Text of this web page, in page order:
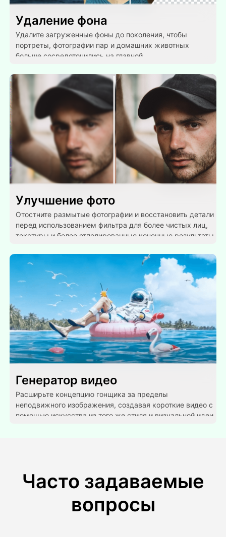
Удаление фона
Удалите загруженные фоны до поколения, чтобы
портреты, фотографии пар и домашних животных
больше сосредоточились на главной.
Улучшение фото
Отостните размытые фотографии и восстановить детали
перед использованием фильтра для более чистых лиц,
текстуры и более отполированные конечные результаты.
Генератор видео
Расширьте концепцию гонщика за пределы
неподвижного изображения, создавая короткие видео с
помощью искусства из того же стиля и визуальной идеи.
Часто задаваемые
вопросы